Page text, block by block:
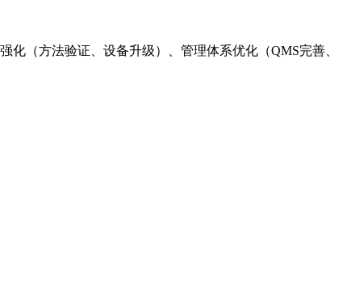
（方法验证、设备升级）、管理体系优化（QMS完善、